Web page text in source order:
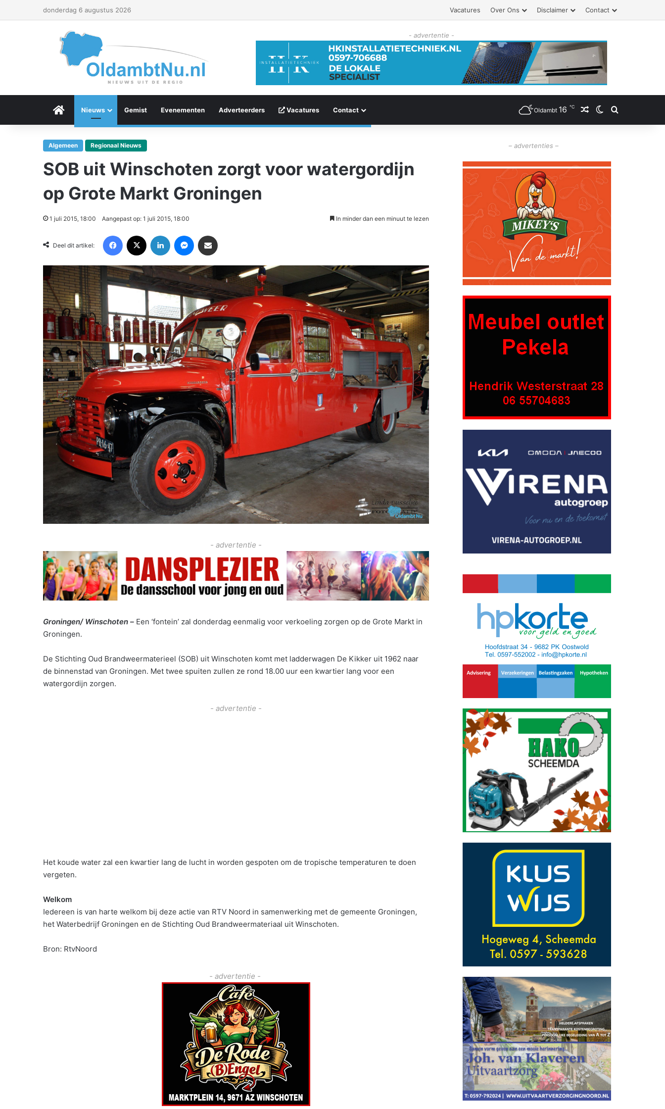
donderdag 6 augustus 2026 Vacatures Over Ons Disclaimer Contact
- advertentie -
Menu Item
Nieuws Gemist Evenementen Adverteerders Vacatures Contact Oldambt 16 ℃ Willekeurig artikel
Switch skin
Algemeen Regionaal Nieuws
SOB uit Winschoten zorgt voor watergordijn
op Grote Markt Groningen
1 juli 2015, 18:00 Aangepast op: 1 juli 2015, 18:00 In minder dan een minuut te lezen
Deel dit artikel:
- advertentie -
Groningen/ Winschoten – Een ‘fontein’ zal donderdag eenmalig voor verkoeling zorgen op de Grote Markt in
Groningen.
De Stichting Oud Brandweermaterieel (SOB) uit Winschoten komt met ladderwagen De Kikker uit 1962 naar
de binnenstad van Groningen. Met twee spuiten zullen ze rond 18.00 uur een kwartier lang voor een
watergordijn zorgen.
- advertentie -
Het koude water zal een kwartier lang de lucht in worden gespoten om de tropische temperaturen te doen
vergeten.
Welkom
Iedereen is van harte welkom bij deze actie van RTV Noord in samenwerking met de gemeente Groningen,
het Waterbedrijf Groningen en de Stichting Oud Brandweermateriaal uit Winschoten.
Bron: RtvNoord
- advertentie -
– advertenties –